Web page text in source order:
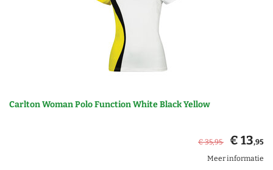
Carlton Woman Polo Function White Black Yellow
€ 35,95 € 13,95
Meer informatie